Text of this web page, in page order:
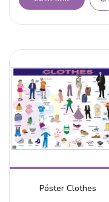
Póster Clothes